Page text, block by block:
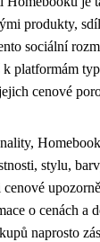
produkty,
sociální
platformám
cenové
stylu,
cenové
o cenách a
naprosto